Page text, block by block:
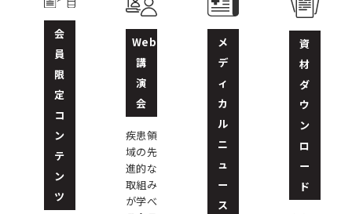
会
員
限
定
コ
ン
テ
ン
ツ
Web
講
演
会
疾患領
域の先
進的な
取組み
が学べ
メ
デ
ィ
カ
ル
ニ
ュ
ー
ス
資
材
ダ
ウ
ン
ロ
ー
ド